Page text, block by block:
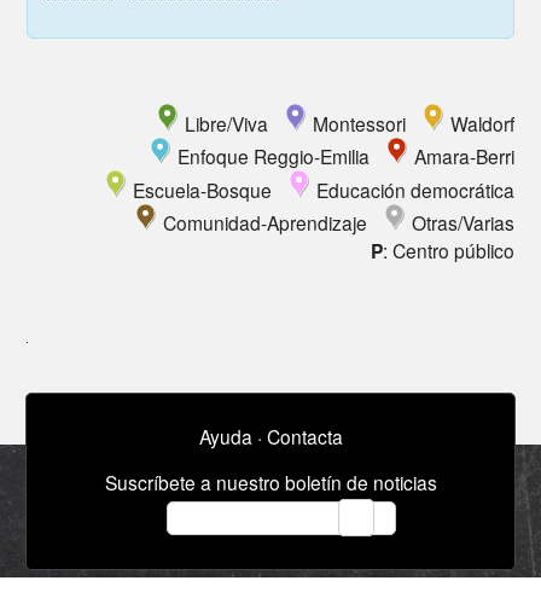
Libre/Viva Montessori
Waldorf
Enfoque Reggio-Emilia
Amara-Berri
Escuela-Bosque
Educación democrática
Comunidad-Aprendizaje
Otras/Varias
P: Centro público
Ayuda · Contacta
Suscríbete a nuestro boletín de noticias